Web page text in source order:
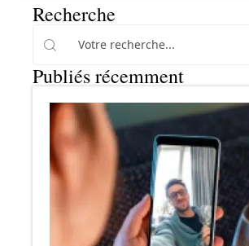
Recherche
Publiés récemment